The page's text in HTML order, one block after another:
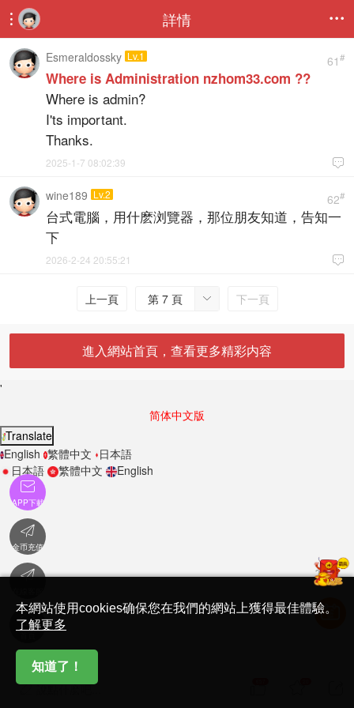
 詳情 
61#
Esmeraldossky Lv.1
Where is Administration nzhom33.com ??
Where is admin?
I'ts important.
Thanks.

2025-1-7 08:02:39
62#
wine189 Lv.2
台式電腦，用什麽浏覽器，那位朋友知道，告知一
下

2026-2-24 20:55:21
上一頁 
第 7 頁 下一頁
進入網站首頁，查看更多精彩内容
'
简体中文版
Translate
English 繁體中文 日本語
日本語
繁體中文 English
本網站使用cookies确保您在我們的網站上獲得最佳體驗。
了解更多
知道了！

APP下載

金币充值


說點什麽吧...